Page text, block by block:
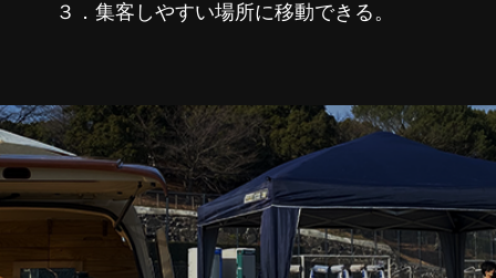
３．集客しやすい場所に移動できる。